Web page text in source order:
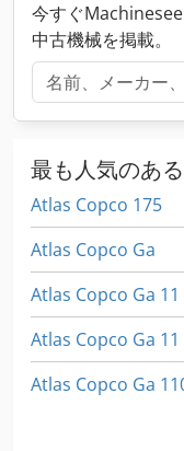
今すぐ
中古機械を掲載。
最も人気のあ
Atlas Copco 175
Atlas Copco Ga
Atlas Copco Ga 11
Atlas Copco Ga 11
Atlas Copco Ga